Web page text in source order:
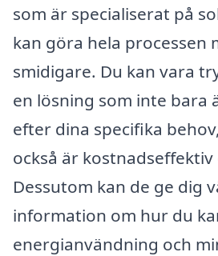
som är specialiserat på
kan göra hela processen
smidigare. Du kan vara
en lösning som inte bara
efter dina specifika
också är
Dessutom kan de ge dig
information om hur du
energianvändning och